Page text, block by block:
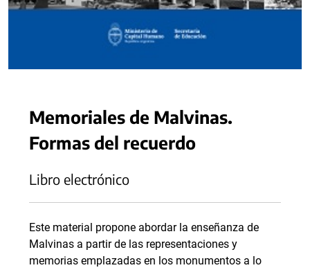
Memoriales de Malvinas.
Formas del recuerdo
Libro electrónico
Este material propone abordar la enseñanza de
Malvinas a partir de las representaciones y
memorias emplazadas en los monumentos a lo